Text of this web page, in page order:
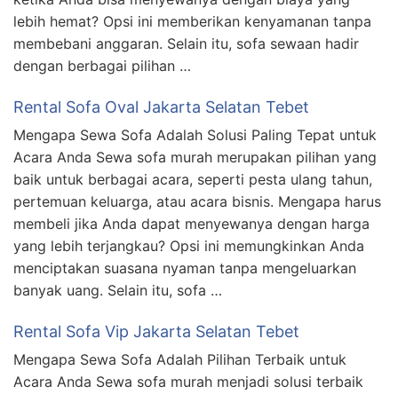
lebih hemat? Opsi ini memberikan kenyamanan tanpa
membebani anggaran. Selain itu, sofa sewaan hadir
dengan berbagai pilihan …
Rental Sofa Oval Jakarta Selatan Tebet
Mengapa Sewa Sofa Adalah Solusi Paling Tepat untuk
Acara Anda Sewa sofa murah merupakan pilihan yang
baik untuk berbagai acara, seperti pesta ulang tahun,
pertemuan keluarga, atau acara bisnis. Mengapa harus
membeli jika Anda dapat menyewanya dengan harga
yang lebih terjangkau? Opsi ini memungkinkan Anda
menciptakan suasana nyaman tanpa mengeluarkan
banyak uang. Selain itu, sofa …
Rental Sofa Vip Jakarta Selatan Tebet
Mengapa Sewa Sofa Adalah Pilihan Terbaik untuk
Acara Anda Sewa sofa murah menjadi solusi terbaik